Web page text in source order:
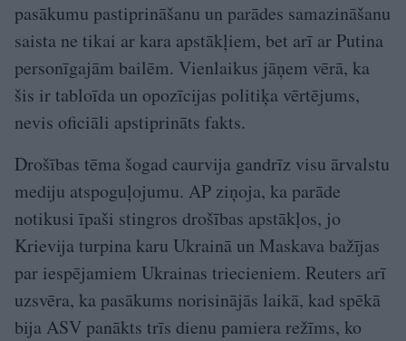
pasākumu pastiprināšanu un parādes samazināšanu
saista ne tikai ar kara apstākļiem, bet arī ar Putina
personīgajām bailēm. Vienlaikus jāņem vērā, ka
šis ir tabloīda un opozīcijas politiķa vērtējums,
nevis oficiāli apstiprināts fakts.
Drošības tēma šogad caurvija gandrīz visu ārvalstu
mediju atspoguļojumu. AP ziņoja, ka parāde
notikusi īpaši stingros drošības apstākļos, jo
Krievija turpina karu Ukrainā un Maskava bažījas
par iespējamiem Ukrainas triecieniem. Reuters arī
uzsvēra, ka pasākums norisinājās laikā, kad spēkā
bija ASV panākts trīs dienu pamiera režīms, ko